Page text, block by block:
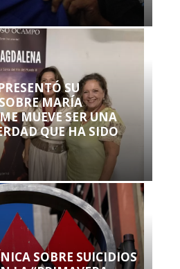
SU
MARÍA
MUEVE SER UNA
QUE HA SIDO
SOBRE SUICIDIOS